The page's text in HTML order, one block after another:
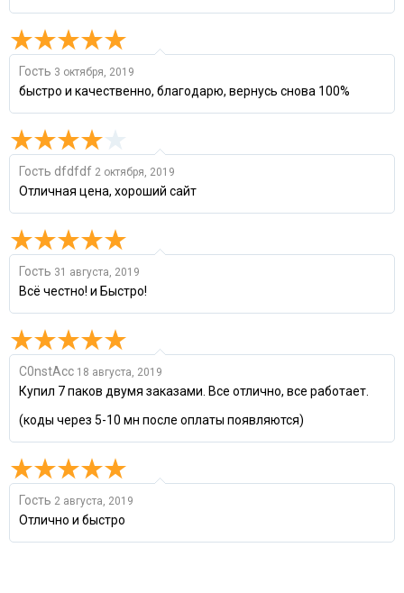
Гость 3 октября, 2019
быстро и качественно, благодарю, вернусь снова 100%
Гость dfdfdf 2 октября, 2019
Отличная цена, хороший сайт
Гость 31 августа, 2019
Всё честно! и Быстро!
C0nstAcc 18 августа, 2019
Купил 7 паков двумя заказами. Все отлично, все работает.
(коды через 5-10 мн после оплаты появляются)
Гость 2 августа, 2019
Отлично и быстро